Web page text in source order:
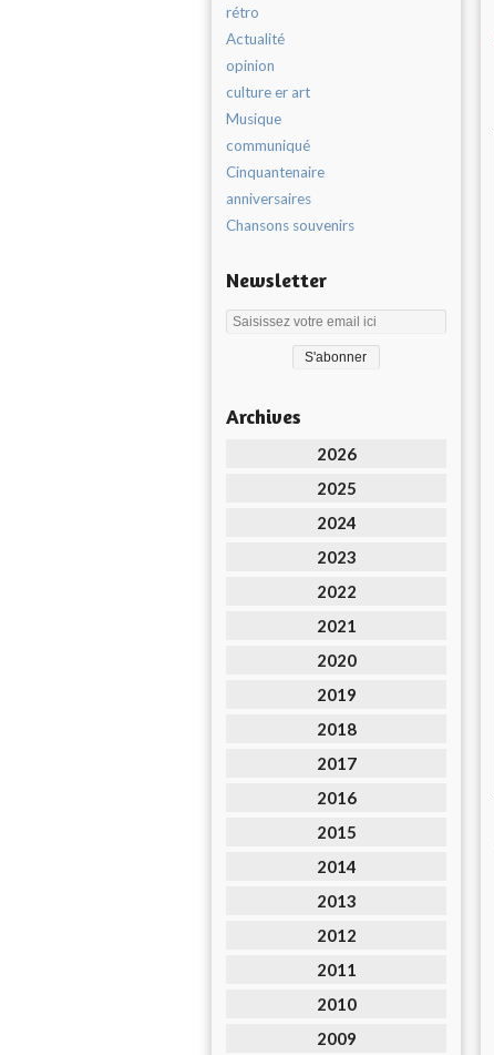
rétro
Actualité
opinion
culture er art
Musique
communiqué
Cinquantenaire
anniversaires
Chansons souvenirs
Newsletter
Archives
2026
2025
2024
2023
2022
2021
2020
2019
2018
2017
2016
2015
2014
2013
2012
2011
2010
2009